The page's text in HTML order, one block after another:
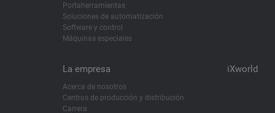
Portaherramientas
Soluciones de automatización
Software y control
Máquinas especiales
La empresa
Acerca de nosotros
Centros de producción y distribución
Carrera
iXworld